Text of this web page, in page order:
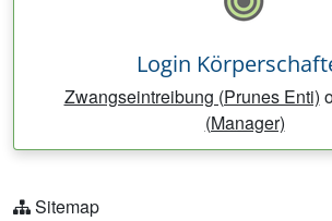
Login
Zwangseintreibung (Prunes Enti)
(Manager)
Sitemap